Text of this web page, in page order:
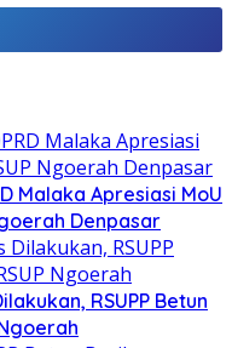
Malaka Apresiasi MoU
Denpasar
RSUPP Betun